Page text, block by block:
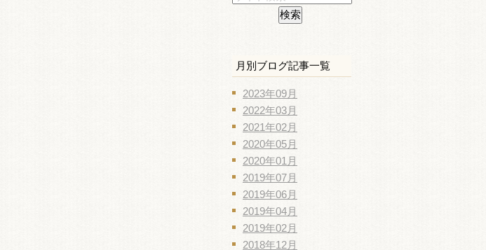
月別ブログ記事一覧
2023年09月
2022年03月
2021年02月
2020年05月
2020年01月
2019年07月
2019年06月
2019年04月
2019年02月
2018年12月